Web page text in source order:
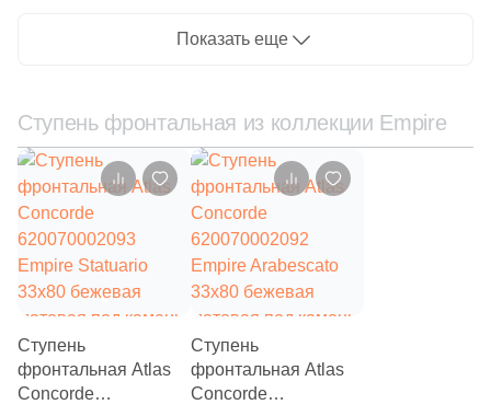
Показать еще
Ступень фронтальная из коллекции Empire
Ступень
фронтальная Atlas
Concorde
Ступень
фронтальная Atlas
Concorde